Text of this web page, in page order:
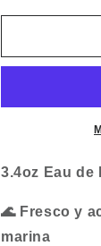
for
TOY
3.4oz Eau de
🌊 Fresco y
marina